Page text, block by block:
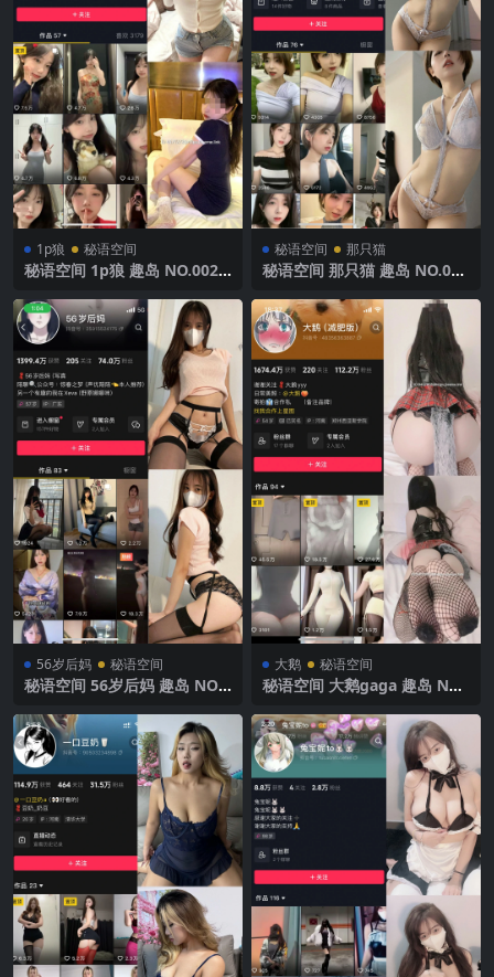
1p狼 秘语空间
秘语空间 1p狼 趣岛 NO.002
整版
秘语空间 那只猫
秘语空间 那只猫 趣岛 NO.013
整版
56岁后妈 秘语空间
秘语空间 56岁后妈 趣岛 NO.0
整版
大鹅 秘语空间
秘语空间 大鹅gaga 趣岛 NO.
整版